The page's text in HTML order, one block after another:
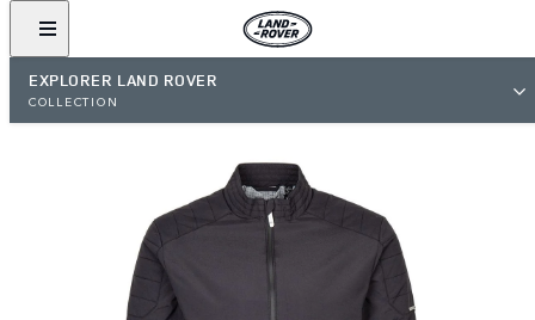
EXPLORER LAND ROVER
COLLECTION